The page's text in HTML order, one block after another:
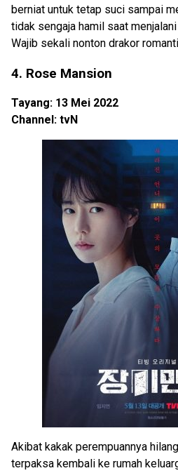
berniat untuk tetap suci sampai
tidak sengaja hamil saat
Wajib sekali nonton drakor
4. Rose Mansion
Tayang: 13 Mei 2022
Channel: tvN
Akibat kakak perempuannya
terpaksa kembali ke rumah